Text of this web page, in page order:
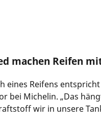
machen Reifen
eines Reifens
bei Michelin. „Das
wir in unsere